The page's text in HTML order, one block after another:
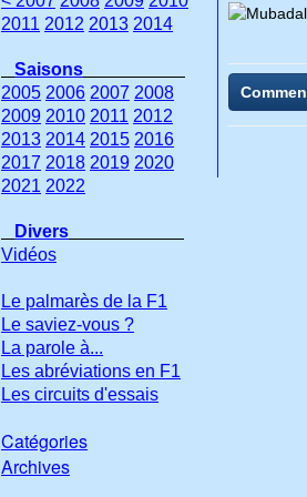
2011 2012 2013 2014
Saisons
2005 2006 2007 2008
2009 2010 2011 2012
2013 2014 2015 2016
2017 2018 2019 2020
2021 2022
Divers
Vidéos
Le palmarès de la F1
Le saviez-vous ?
La parole à...
Les abréviations en F1
Les circuits d'essais
Catégories
Archives